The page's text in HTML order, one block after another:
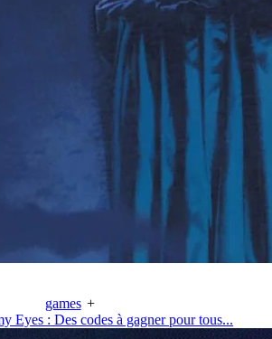
games +
Eyes : Des codes à gagner pour tous...